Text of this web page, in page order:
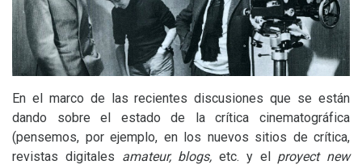
En el marco de las recientes discusiones que se están
dando sobre el estado de la crítica cinematográfica
(pensemos, por ejemplo, en los nuevos sitios de crítica,
revistas digitales amateur, blogs, etc. y elproyect new